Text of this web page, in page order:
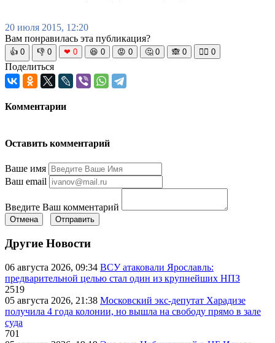
20 июля 2015, 12:20
Вам понравилась эта публикация?
👍 0 👎 0 ❤ 0 😆 0 😡 0 🤔 0 🙈 0 🧘‍♀️ 0
Поделиться
Комментарии
Оставить комментарий
Ваше имя
Ваш email
Введите Ваш комментарий
Отмена Отправить
Другие Новости
06 августа 2026, 09:34 ВСУ атаковали Ярославль:
предварительной целью стал один из крупнейших НПЗ
2519
05 августа 2026, 21:38 Московский экс-депутат Харадизе
получила 4 года колонии, но вышла на свободу прямо в зале
суда
701